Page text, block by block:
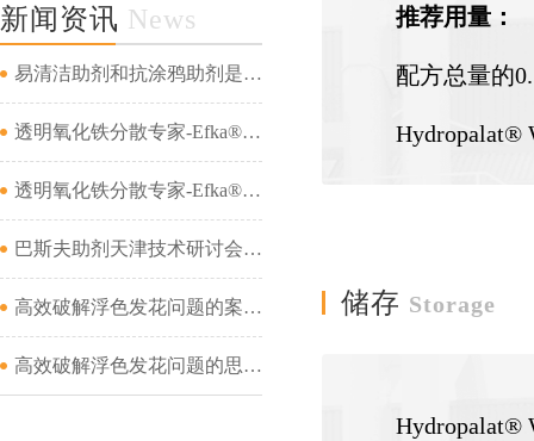
新闻资讯 News
易清洁助剂和抗涂鸦助剂是一回事吗...
透明氧化铁分散专家-Efka® PX 4321&amp;Efka® PX 4330&amp;Dispex® Ultra CX 4452...
透明氧化铁分散专家-Efka® PX 4321&amp;Efka® PX 4330&amp;Dispex® Ultra CX 4452...
巴斯夫助剂天津技术研讨会成功举办...
高效破解浮色发花问题的案例分析（二）...
高效破解浮色发花问题的思路及案例分析（一）...
推荐用量：
配方总量的
Hydropalat®
储存 Storage
Hydropalat®